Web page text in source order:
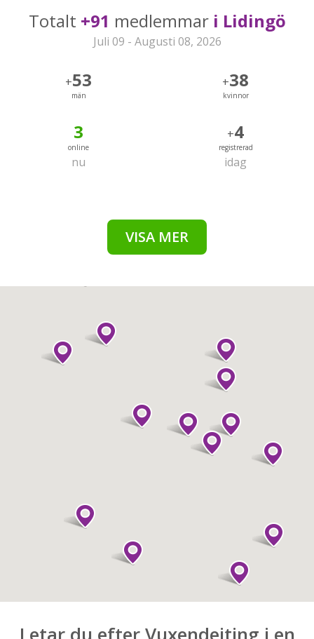
Totalt +91 medlemmar i Lidingö
Juli 09 - Augusti 08, 2026
+53
män
+38
kvinnor
3
online
nu
+4
registrerad
idag
VISA MER
Letar du efter Vuxendejting i en